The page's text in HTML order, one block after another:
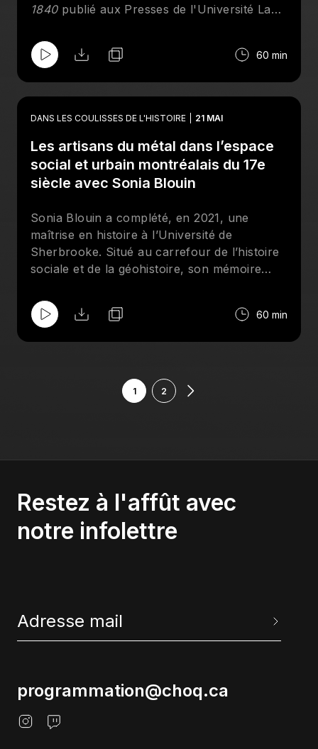
1840publié aux Presses de l'Université Laval
de maîtrise, maintes fois primé, complété en
2021 à l’Université du Québec à Montréal.
poursuit ses travaux sur l’histoire impériale
et coloniale canadienne, plus précisément
d’exploitation et de contrôle du territoire
impulsés par les empires européens. Il est
bénéficiaire d’une bourse de recherche du
culture (FRQSC).
60 min
DANS LES COULISSES DE L'HISTOIRE 21 MAI
Les artisans du métal dans l’espace
social et urbain montréalais du 17e
siècle avec Sonia Blouin
Sonia Blouin a complété, en 2021, une
maîtrise en histoire à l’Université de
Sherbrooke. Situé au carrefour de l’histoire
sociale et de la géohistoire, son mémoire
spatial et des humanités numériques. Elle fait
ressortir la place qu’occupent les artisans du
défense de la colonie. Doctorante en histoire
sous la direction de Léon Robichaud et
60 min
1 2
Restez à l'affût avec
notre infolettre
programmation@choq.ca